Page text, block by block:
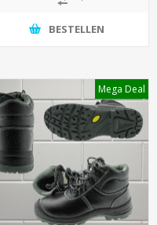
BESTELLEN
Mega Deal